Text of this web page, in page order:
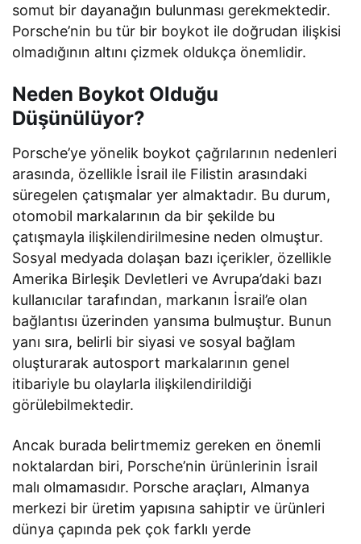
somut bir dayanağın bulunması gerekmektedir.
Porsche’nin bu tür bir boykot ile doğrudan ilişkisi
olmadığının altını çizmek oldukça önemlidir.
Neden Boykot Olduğu
Düşünülüyor?
Porsche’ye yönelik boykot çağrılarının nedenleri
arasında, özellikle İsrail ile Filistin arasındaki
süregelen çatışmalar yer almaktadır. Bu durum,
otomobil markalarının da bir şekilde bu
çatışmayla ilişkilendirilmesine neden olmuştur.
Sosyal medyada dolaşan bazı içerikler, özellikle
Amerika Birleşik Devletleri ve Avrupa’daki bazı
kullanıcılar tarafından, markanın İsrail’e olan
bağlantısı üzerinden yansıma bulmuştur. Bunun
yanı sıra, belirli bir siyasi ve sosyal bağlam
oluşturarak autosport markalarının genel
itibariyle bu olaylarla ilişkilendirildiği
görülebilmektedir.
Ancak burada belirtmemiz gereken en önemli
noktalardan biri, Porsche’nin ürünlerinin İsrail
malı olmamasıdır. Porsche araçları, Almanya
merkezi bir üretim yapısına sahiptir ve ürünleri
dünya çapında pek çok farklı yerde